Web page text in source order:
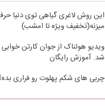
این روش لاغری گیاهی توی دنیا
میزنه(تخفیف ویژه تا امشب)
ویدیو هولناک از جوان کارتن خوابی
شد. آموزش رایگان
چربی های شکم پهلوت رو فراری